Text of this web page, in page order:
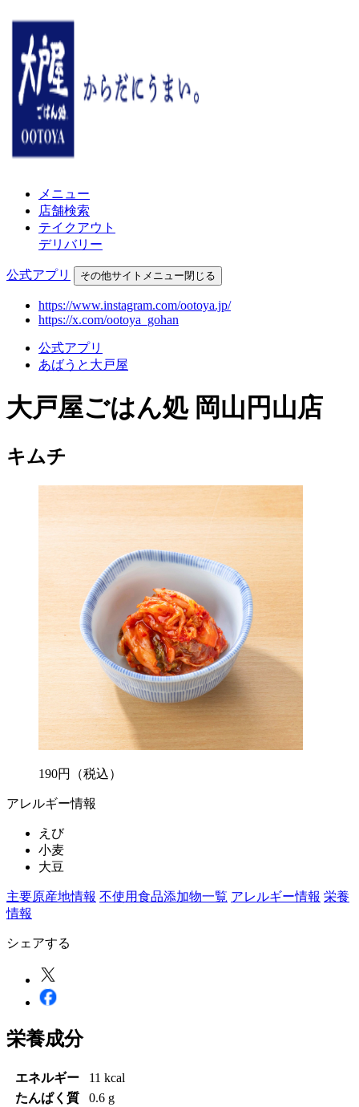
メニュー
店舗検索
テイクアウト
デリバリー
公式アプリ その他サイトメニュー閉じる
https://www.instagram.com/ootoya.jp/
https://x.com/ootoya_gohan
公式アプリ
あばうと大戸屋
大戸屋ごはん処 岡山円山店
キムチ
190円 （税込）
アレルギー情報
えび
小麦
大豆
主要原産地情報 不使用食品添加物一覧 アレルギー情報 栄養
情報
シェアする
栄養成分
エネルギー
11 kcal
たんぱく質
0.6 g